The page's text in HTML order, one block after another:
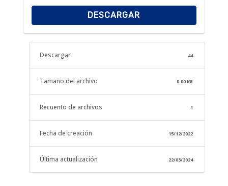
DESCARGAR
Descargar 44
Tamaño del archivo 0.00 KB
Recuento de archivos 1
Fecha de creación 15/12/2022
Última actualización 22/03/2024